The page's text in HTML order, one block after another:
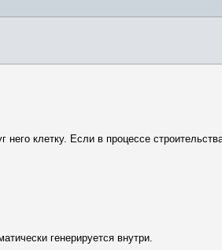
клетку. Если в процессе
генерируется внутри.